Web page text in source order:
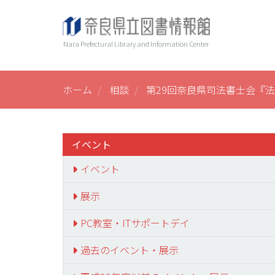
テ
Nara Prefectural Library and Information Center
ー
ホーム 相談 第29回奈良県司法書士会『
イベント
イベント
展示
PC教室・ITサポートデイ
過去のイベント・展示